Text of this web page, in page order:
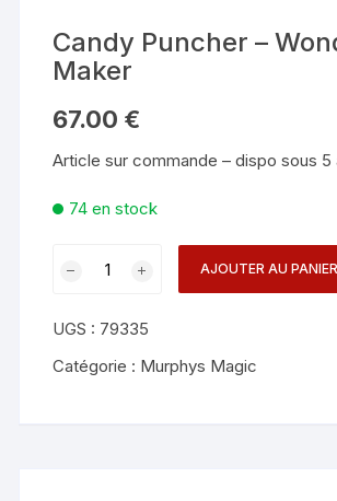
Candy Puncher –
Maker
67.00 €
Article sur commande – dispo sous 5
74 en stock
Puncher
-
AJOUTER AU PANIER
UGS : 79335
Catégorie : Murphys Magic